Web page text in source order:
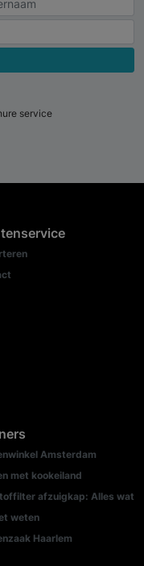
service
Amsterdam
met kookeiland
afzuigkap: Alles wat
weten
Haarlem